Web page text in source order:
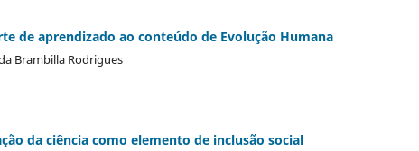
de aprendizado ao conteúdo de Evolução Humana
Brambilla Rodrigues
da ciência como elemento de inclusão social